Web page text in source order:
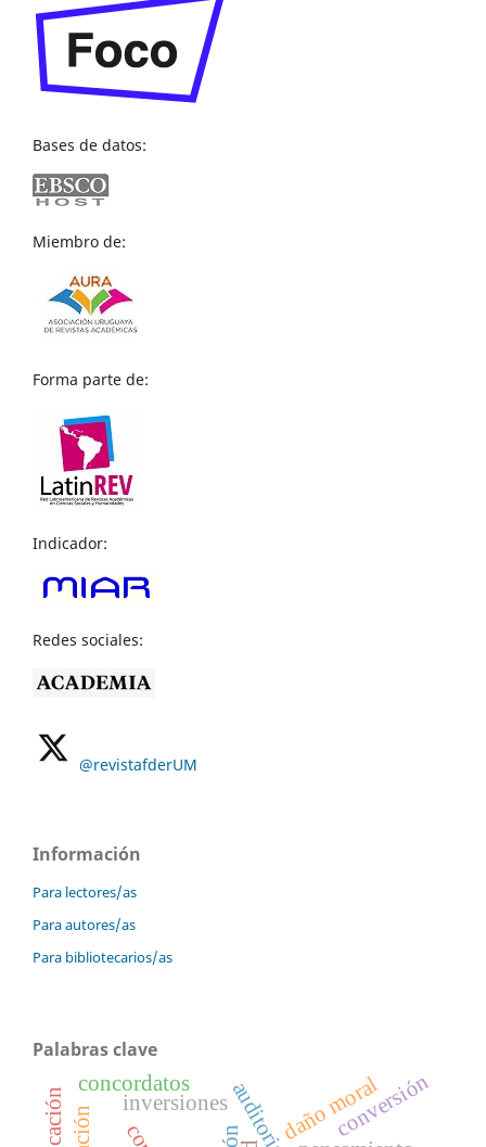
Bases de datos:
Miembro de:
Forma parte de:
Indicador:
Redes sociales:
@revistafderUM
Información
Para lectores/as
Para autores/as
Para bibliotecarios/as
Palabras clave
daño moral
inversiones conversión
concordatos